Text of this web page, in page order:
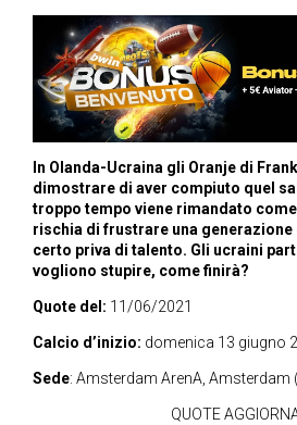
In Olanda-Ucraina gli Oranje di
dimostrare di aver compiuto quel
troppo tempo viene rimandato
rischia di frustrare una generazione
certo priva di talento. Gli ucraini
vogliono stupire, come finirà?
Quote del: 11/06/2021
Calcio d’inizio: domenica 13 giugno
Sede: Amsterdam ArenA, Amsterdam
QUOTE